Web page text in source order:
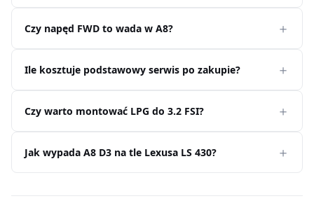
Czy napęd FWD to wada w A8?
Ile kosztuje podstawowy serwis po zakupie?
Czy warto montować LPG do 3.2 FSI?
Jak wypada A8 D3 na tle Lexusa LS 430?